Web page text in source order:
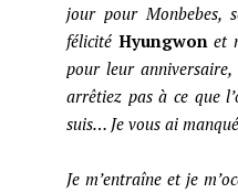
jour pour Monbebes,
félicité Hyungwon et
pour leur anniversaire,
arrêtiez pas à ce que
suis… Je vous ai
Je m’entraîne et je